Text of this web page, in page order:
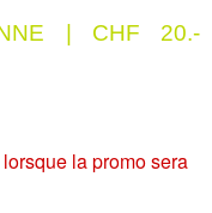
| CHF 20.-
la promo sera